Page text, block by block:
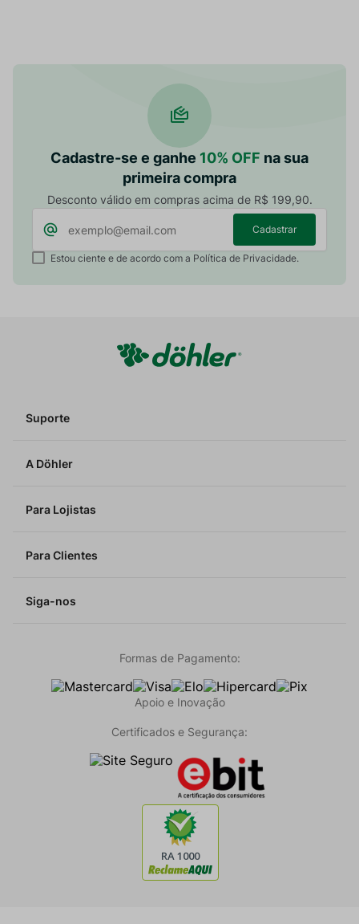
Cadastre-se e ganhe 10% OFF na sua
primeira compra
Desconto válido em compras acima de R$ 199,90.
Cadastrar
Estou ciente e de acordo com a Política de Privacidade.
Suporte
A Döhler
Para Lojistas
Para Clientes
Siga-nos
Formas de Pagamento:
Apoio e Inovação
Certificados e Segurança: